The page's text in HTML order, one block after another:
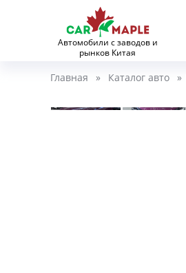
Автомобили с заводов и
рынков Китая
Главная » Каталог авто »